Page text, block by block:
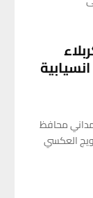
محافظ
العكسي